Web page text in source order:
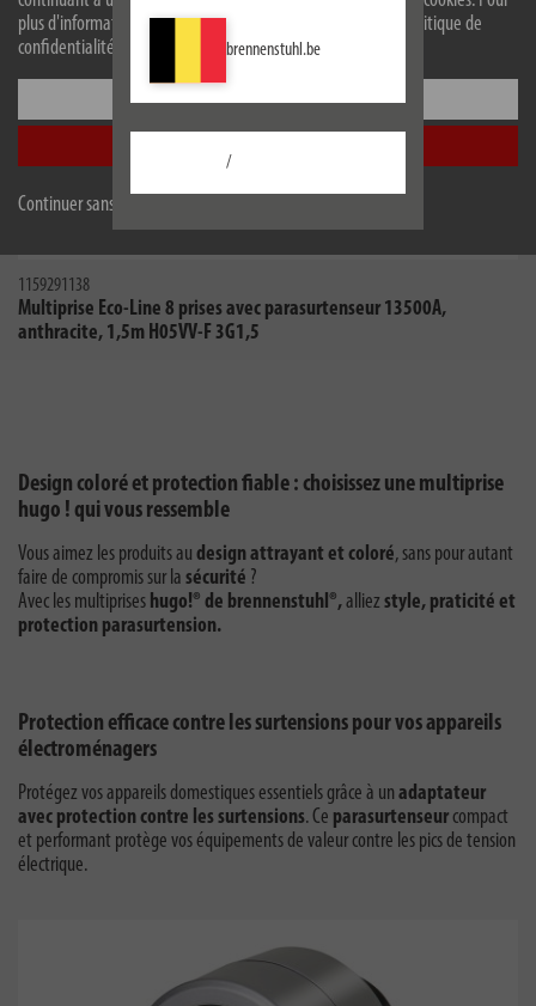
plus d'informations sur les cookies, veuillez consulter notre politique de
confidentialité.
Configurer
Continuer sans accepter
brennenstuhl.be
/
1159291138
Multiprise Eco-Line 8 prises avec parasurtenseur 13500A,
anthracite, 1,5m H05VV-F 3G1,5
Design coloré et protection fiable : choisissez une multiprise
hugo ! qui vous ressemble
Vous aimez les produits au design attrayant et coloré, sans pour autant
faire de compromis sur la sécurité ?
Avec les multiprises hugo!® de brennenstuhl®,alliez style, praticité et
protection parasurtension.
Protection efficace contre les surtensions pour vos appareils
électroménagers
Protégez vos appareils domestiques essentiels grâce à un adaptateur
avec protection contre les surtensions. Ce parasurtenseurcompact
et performant protège vos équipements de valeur contre les pics de tension
électrique.